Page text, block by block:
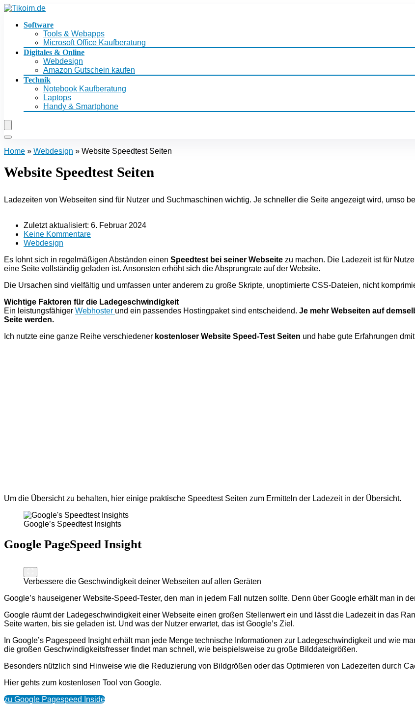
Software
Tools & Webapps
Microsoft Office Kaufberatung
Digitales & Online
Webdesign
Amazon Gutschein kaufen
Technik
Notebook Kaufberatung
Laptops
Handy & Smartphone
Home » Webdesign » Website Speedtest Seiten
Website Speedtest Seiten
Ladezeiten von Webseiten sind für Nutzer und Suchmaschinen wichtig. Je schneller die Seite angezeigt wird, umso
Zuletzt aktualisiert: 6. Februar 2024
Keine Kommentare
Webdesign
Es lohnt sich in regelmäßigen Abständen einen Speedtest bei seiner Webseite zu machen. Die Ladezeit ist für
eine Seite vollständig geladen ist. Ansonsten erhöht sich die Absprungrate auf der Website.
Die Ursachen sind vielfältig und umfassen unter anderem zu große Skripte, unoptimierte CSS-Dateien, nicht
Wichtige Faktoren für die Ladegeschwindigkeit
Ein leistungsfähiger Webhoster und ein passendes Hostingpaket sind entscheidend. Je mehr Webseiten auf
Seite werden.
Ich nutzte eine ganze Reihe verschiedener kostenloser Website Speed-Test Seiten und habe gute Erfahrungen
Um die Übersicht zu behalten, hier einige praktische Speedtest Seiten zum Ermitteln der Ladezeit in der Übersicht.
Google’s Speedtest Insights
Google PageSpeed Insight
Verbessere die Geschwindigkeit deiner Webseiten auf allen Geräten
Google’s hauseigener Website-Speed-Tester, den man in jedem Fall nutzen sollte. Denn über Google erhält man in
Google räumt der Ladegeschwindigkeit einer Webseite einen großen Stellenwert ein und lässt die Ladezeit in das
Seite warten, bis sie geladen ist. Und was der Nutzer erwartet, das ist Google’s Ziel.
In Google’s Pagespeed Insight erhält man jede Menge technische Informationen zur Ladegeschwindigkeit und wie
die großen Geschwindigkeitsfresser findet man schnell, wie beispielsweise zu große Bilddateigrößen.
Besonders nützlich sind Hinweise wie die Reduzierung von Bildgrößen oder das Optimieren von Ladezeiten durch
Hier gehts zum kostenlosen Tool von Google.
zu Google Pagespeed Inside